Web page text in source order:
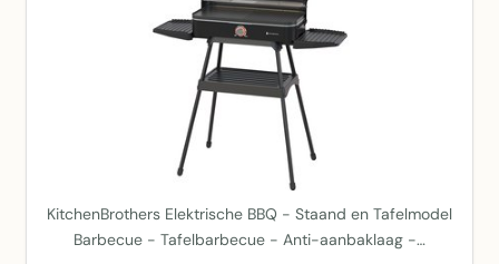
KitchenBrothers Elektrische BBQ - Staand en Tafelmodel
Barbecue - Tafelbarbecue - Anti-aanbaklaag -…